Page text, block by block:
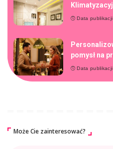
Data
pomysł na
Data
Może Cie zainteresować?